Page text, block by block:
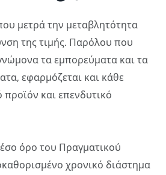
μετρά την μεταβλητότητα
της τιμής. Παρόλου που
τα εμπορεύματα και τα
εφαρμόζεται και κάθε
και επενδυτικό
όρο του Πραγματικού
χρονικό διάστημα